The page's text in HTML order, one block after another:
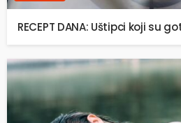
RECEPT DANA: Uštipci koji su